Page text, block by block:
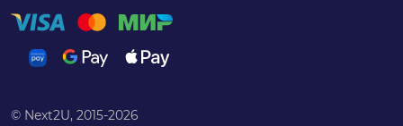
© Next2U, 2015-2026